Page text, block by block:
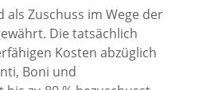
als Zuschuss im Wege der
Die tatsächlich
Kosten abzüglich
Boni und